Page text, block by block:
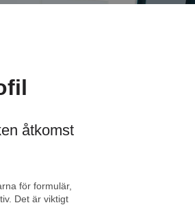
åtkomst
för formulär,
Det är viktigt